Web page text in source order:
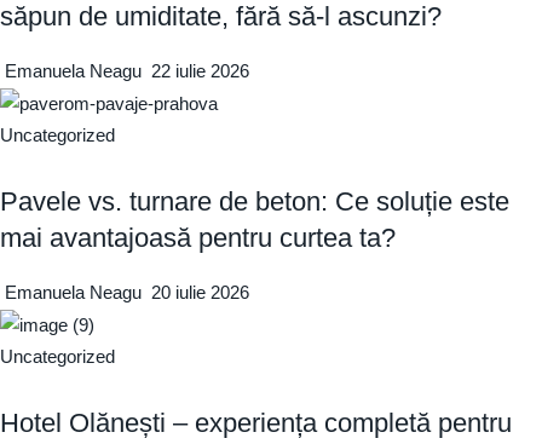
săpun de umiditate, fără să-l ascunzi?
Emanuela Neagu 22 iulie 2026
Uncategorized
Pavele vs. turnare de beton: Ce soluție este
mai avantajoasă pentru curtea ta?
Emanuela Neagu 20 iulie 2026
Uncategorized
Hotel Olănești – experiența completă pentru